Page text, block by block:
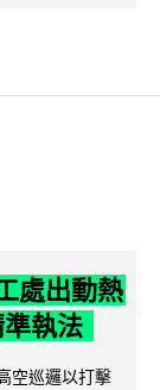
處出動熱
執法
空巡邏以打擊